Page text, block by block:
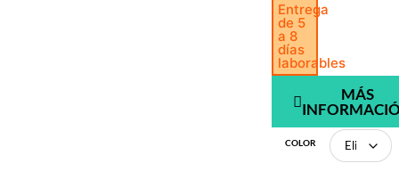
Entrega
de 5
a 8
días
laborables
MÁS
COLOR